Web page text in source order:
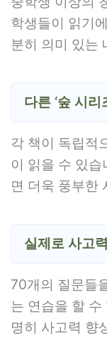
학생들이 읽기
분히 의미 있는
다른 ‘숲 시
각 책이 독립적
이 읽을 수 있
면 더욱 풍부한
실제로 사고
70개의 질문들
는 연습을 할
명히 사고력 향